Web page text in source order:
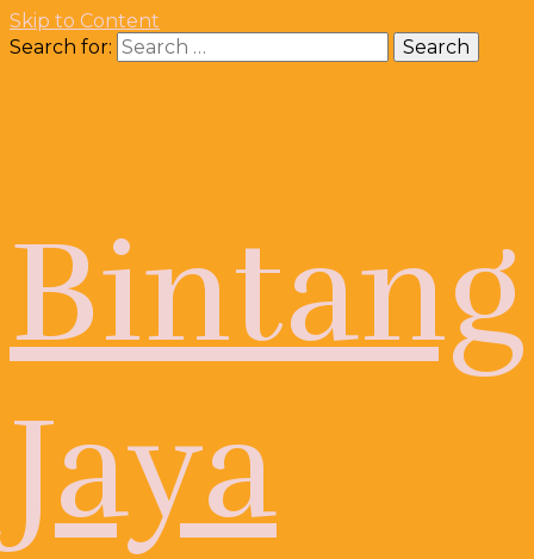
Skip to Content
Search for:
Bintang
Jaya